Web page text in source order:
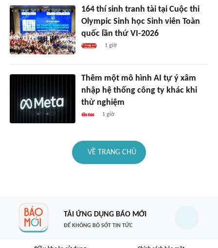
164 thí sinh tranh tài tại Cuộc thi
Olympic Sinh học Sinh viên Toàn
quốc lần thứ VI-2026
1 giờ
Thêm một mô hình AI tự ý xâm
nhập hệ thống công ty khác khi
thử nghiệm
1 giờ
VỀ TRANG CHỦ
TẢI ỨNG DỤNG BÁO MỚI
ĐỂ KHÔNG BỎ SÓT TIN TỨC